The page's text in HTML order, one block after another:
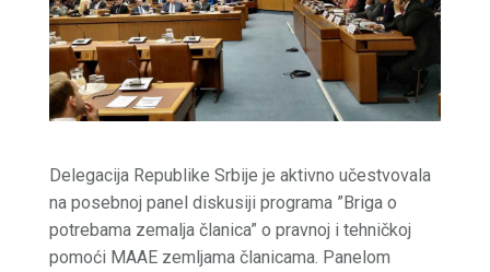
Delegacija Republike Srbije je aktivno učestvovala
na posebnoj panel diskusiji programa ”Briga o
potrebama zemalja članica” o pravnoj i tehničkoj
pomoći MAAE zemljama članicama. Panelom